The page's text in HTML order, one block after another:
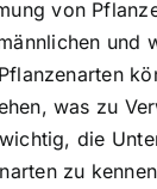
von
und
was zu
die
zu